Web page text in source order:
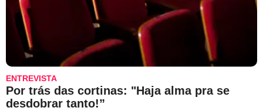
ENTREVISTA
Por trás das cortinas: "Haja alma pra se
desdobrar tanto!”